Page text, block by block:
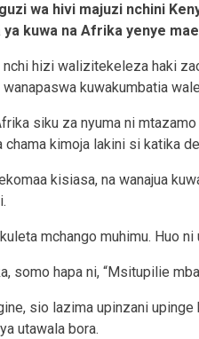
wa hivi majuzi nchini
kuwa na Afrika yenye
nchi hizi walizitekeleza haki
kuwakumbatia
siku za nyuma ni
chama kimoja lakini si katika
kisiasa, na wanajua
mchango muhimu. Huo ni
somo hapa ni, “Msitupilie
sio lazima upinzani
utawala bora.